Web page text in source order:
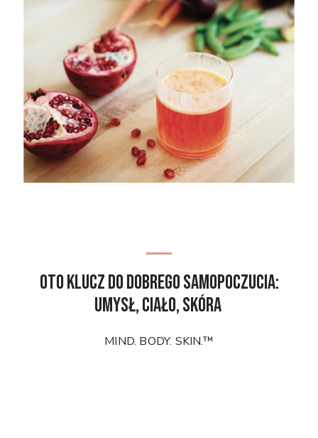
Oto klucz do dobrego samopoczucia:
umysł, ciało, skóra
MIND. BODY. SKIN.™